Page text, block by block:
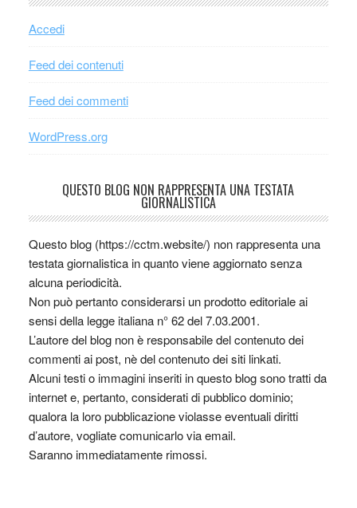
Accedi
Feed dei contenuti
Feed dei commenti
WordPress.org
QUESTO BLOG NON RAPPRESENTA UNA TESTATA
GIORNALISTICA
Questo blog (https://cctm.website/) non rappresenta una
testata giornalistica in quanto viene aggiornato senza
alcuna periodicità.
Non può pertanto considerarsi un prodotto editoriale ai
sensi della legge italiana n° 62 del 7.03.2001.
L’autore del blog non è responsabile del contenuto dei
commenti ai post, nè del contenuto dei siti linkati.
Alcuni testi o immagini inseriti in questo blog sono tratti da
internet e, pertanto, considerati di pubblico dominio;
qualora la loro pubblicazione violasse eventuali diritti
d’autore, vogliate comunicarlo via email.
Saranno immediatamente rimossi.